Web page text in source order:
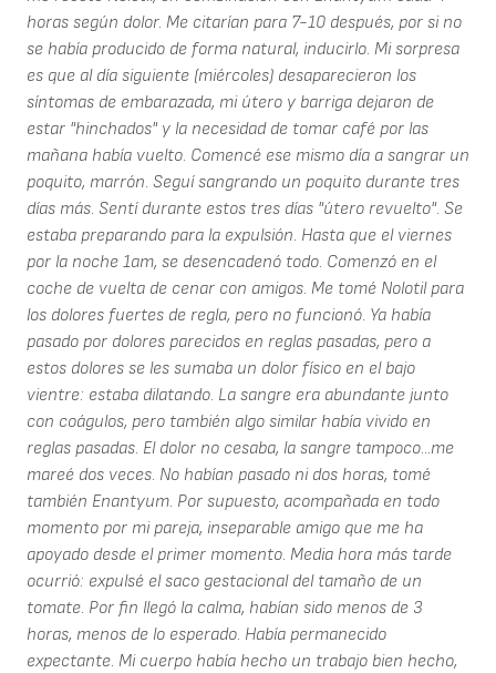
horas según dolor. Me citarían para 7-10 después, por si no
se había producido de forma natural, inducirlo. Mi sorpresa
es que al día siguiente (miércoles) desaparecieron los
síntomas de embarazada, mi útero y barriga dejaron de
estar "hinchados" y la necesidad de tomar café por las
mañana había vuelto. Comencé ese mismo día a sangrar un
poquito, marrón. Seguí sangrando un poquito durante tres
días más. Sentí durante estos tres días "útero revuelto". Se
estaba preparando para la expulsión. Hasta que el viernes
por la noche 1am, se desencadenó todo. Comenzó en el
coche de vuelta de cenar con amigos. Me tomé Nolotil para
los dolores fuertes de regla, pero no funcionó. Ya había
pasado por dolores parecidos en reglas pasadas, pero a
estos dolores se les sumaba un dolor físico en el bajo
vientre: estaba dilatando. La sangre era abundante junto
con coágulos, pero también algo similar había vivido en
reglas pasadas. El dolor no cesaba, la sangre tampoco...me
mareé dos veces. No habían pasado ni dos horas, tomé
también Enantyum. Por supuesto, acompañada en todo
momento por mi pareja, inseparable amigo que me ha
apoyado desde el primer momento. Media hora más tarde
ocurrió: expulsé el saco gestacional del tamaño de un
tomate. Por fin llegó la calma, habían sido menos de 3
horas, menos de lo esperado. Había permanecido
expectante. Mi cuerpo había hecho un trabajo bien hecho,